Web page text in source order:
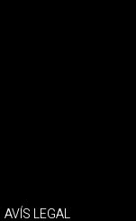
AVÍS LEGAL